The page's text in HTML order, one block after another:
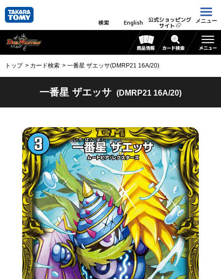
検索 English 公式ショッピング
サイト
メニュー
トップ カード検索 一番星 ザエッサ(DMRP21 16A/20)
一番星 ザエッサ (DMRP21 16A/20)